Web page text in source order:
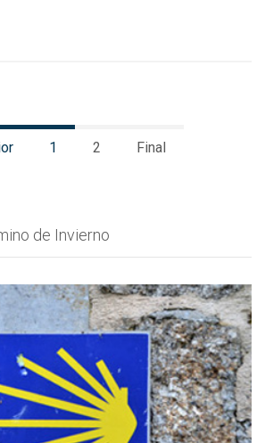
1 2 Final
de Invierno